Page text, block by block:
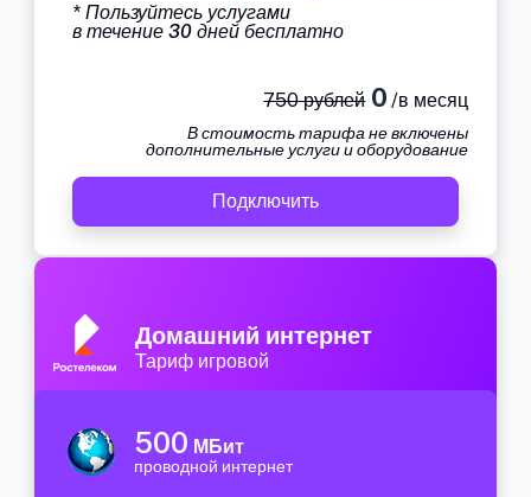
* Пользуйтесь услугами
в течение 30 дней бесплатно
750 рублей0 /в месяц
В стоимость тарифа не включены
дополнительные услуги и оборудование
Подключить
Домашний интернет
Тариф игровой
500 МБит
проводной интернет